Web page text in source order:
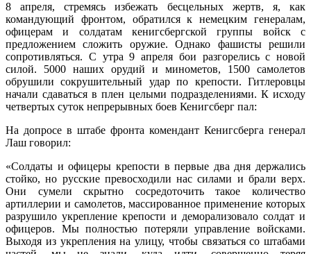
8 апреля, стремясь избежать бесцельных жертв, я, как
командующий фронтом, обратился к немецким генералам,
офицерам и солдатам кенигсбергской группы войск с
предложением сложить оружие. Однако фашисты решили
сопротивляться. С утра 9 апреля бои разгорелись с новой
силой. 5000 наших орудий и минометов, 1500 самолетов
обрушили сокрушительный удар по крепости. Гитлеровцы
начали сдаваться в плен целыми подразделениями. К исходу
четвертых суток непрерывных боев Кенигсберг пал:
На допросе в штабе фронта комендант Кенигсберга генерал
Лаш говорил:
«Солдаты и офицеры крепости в первые два дня держались
стойко, но русские превосходили нас силами и брали верх.
Они сумели скрытно сосредоточить такое количество
артиллерии и самолетов, массированное применение которых
разрушило укрепление крепости и деморализовало солдат и
офицеров. Мы полностью потеряли управление войсками.
Выходя из укрепления на улицу, чтобы связаться со штабами